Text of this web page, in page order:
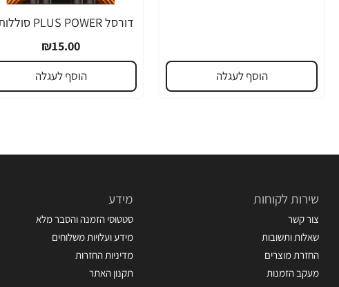
הוסף לעגלה
₪15.00
הוסף לעגלה
שירות לקוחות
צור קשר
שאלות ותשובות
החזרת מוצרים
מעקב הזמנות
מידע
סטטוסי הזמנה והסבר מלא
מידע ועלויות משלוחים
מדיניות החזרות
תקנון האתר